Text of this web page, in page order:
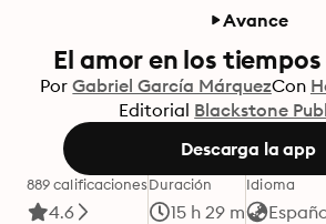
Avance
El amor en los
Por Gabriel García MárquezCon
Editorial Blackstone
Descarga la app
889 calificaciones
4.6
Duración
15 h 29 m
Idioma